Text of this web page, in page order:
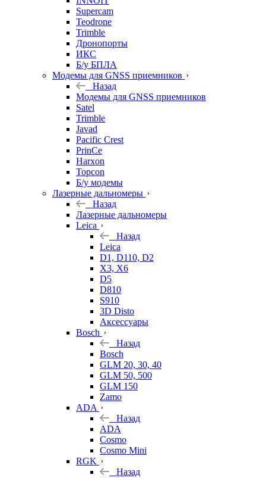
Supercam
Teodrone
Trimble
Дронопорты
ИКС
Б/у БПЛА
Модемы для GNSS приемников
Назад
Модемы для GNSS приемников
Satel
Trimble
Javad
Pacific Crest
PrinCe
Harxon
Topcon
Б/у модемы
Лазерные дальномеры
Назад
Лазерные дальномеры
Leica
Назад
Leica
D1, D110, D2
X3, X6
D5
D810
S910
3D Disto
Аксессуары
Bosch
Назад
Bosch
GLM 20, 30, 40
GLM 50, 500
GLM 150
Zamo
ADA
Назад
ADA
Cosmo
Cosmo Mini
RGK
Назад